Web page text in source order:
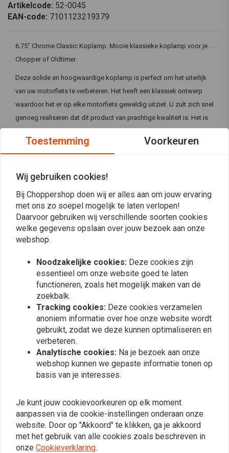
Artikelcode: 52-0045
EAN-code: 7101123219379
6.75" Chrome Classic Koplamp. Mooie klassieke koplamp voor je
Chopper of Oldtimer.
Deze solide en hoogwaardige koplamp is perfect om het uiterlijk
van uw motorfiets te verbeteren. Het heeft een klassiek ontwerp
waardoor het er op elke motorfiets geweldig uitziet. U zult zich snel
genoeg realiseren dat dit product van prachtige kwaliteit is. Het is
Lichaam en rand van staal
Functie 1: dimlicht
Functie 2: grootlicht
Zie afbeeldingen voor metingen
Deze koplamp is niet E-gemarkeerd of DOT goedgekeurd
(0 beoordelingen)
Vergelijkbare producten
Toestemming Voorkeuren
Wij gebruiken cookies!
Bij Choppershop doen wij er alles aan om jouw ervaring
met ons zo soepel mogelijk te laten verlopen!
Daarvoor gebruiken wij verschillende soorten cookies
welke gegevens opslaan over jouw bezoek aan onze
webshop.
Noodzakelijke cookies: Deze cookies zijn
essentieel om onze website goed te laten
functioneren, zoals het mogelijk maken van de
zoekbalk.
Tracking cookies: Deze cookies verzamelen
anoniem informatie over hoe onze website wordt
gebruikt, zodat we deze kunnen optimaliseren en
verbeteren.
Analytische cookies: Na je bezoek aan onze
webshop kunnen we gepaste informatie tonen op
basis van je interesses.
Je kunt jouw cookievoorkeuren op elk moment
aanpassen via de cookie-instellingen onderaan onze
website. Door op "Akkoord" te klikken, ga je akkoord
met het gebruik van alle cookies zoals beschreven in
onze Cookieverklaring.